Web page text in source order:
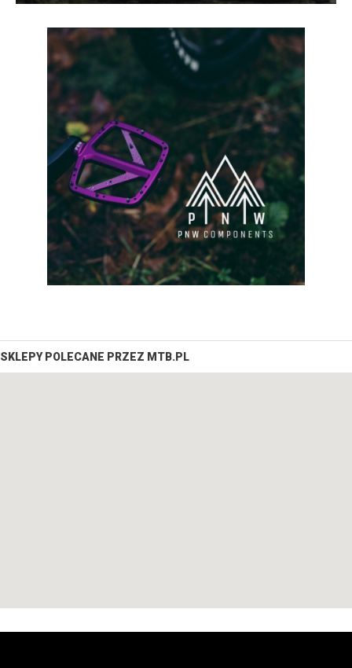
SKLEPY POLECANE PRZEZ MTB.PL